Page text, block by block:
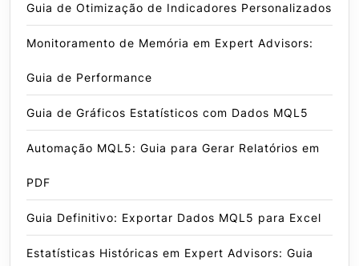
Guia de Otimização de Indicadores Personalizados
Monitoramento de Memória em Expert Advisors:
Guia de Performance
Guia de Gráficos Estatísticos com Dados MQL5
Automação MQL5: Guia para Gerar Relatórios em
PDF
Guia Definitivo: Exportar Dados MQL5 para Excel
Estatísticas Históricas em Expert Advisors: Guia